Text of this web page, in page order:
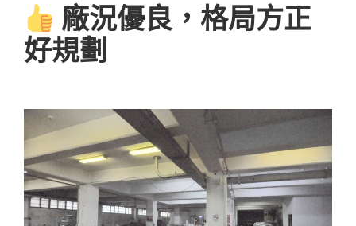
廠況優良，格局方正
好規劃